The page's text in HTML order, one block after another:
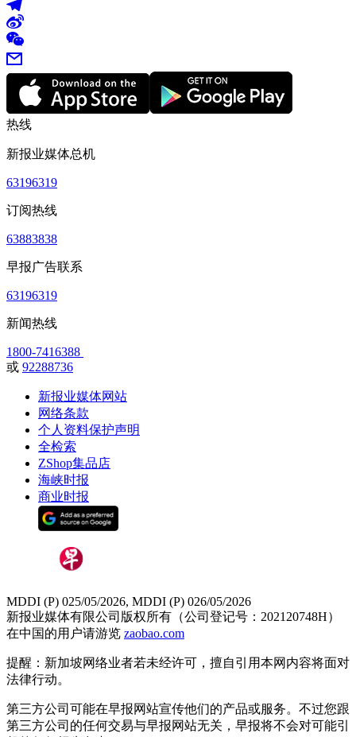
热线
新报业媒体总机
63196319
订阅热线
63883838
早报广告联系
63196319
新闻热线
1800-7416388
或 92288736
新报业媒体网站
网络条款
个人资料保护声明
全检索
ZShop集品店
海峡时报
商业时报
MDDI (P) 025/05/2026, MDDI (P) 026/05/2026
新报业媒体有限公司版权所有（公司登记号：202120748H）
在中国的用户请游览 zaobao.com
提醒：新加坡网络业者若未经许可，擅自引用本网内容将面对
法律行动。
第三方公司可能在早报网站宣传他们的产品或服务。不过您跟
第三方公司的任何交易与早报网站无关，早报将不会对可能引